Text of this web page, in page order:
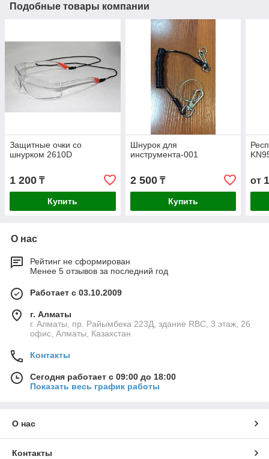
Подобные товары компании
Защитные очки со
шнурком 2610D
1 200 ₸
Купить
Шнурок для
инструмента-001
2 500₸
Купить
от
О нас
Рейтинг не сформирован
Менее 5 отзывов за последний год
Работает с 03.10.2009
г. Алматы
г. Алматы, пр. Райымбека 223Д, здание RBC, 3 этаж, 26
офис, Алматы, Казахстан
Контакты
Сегодня работает с 09:00 до 18:00
Показать весь график работы
О нас
Контакты